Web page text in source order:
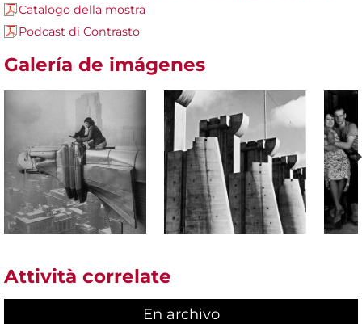
Catalogo della mostra
Podcast di Contrasto
Galería de imágenes
Attività correlate
En archivo